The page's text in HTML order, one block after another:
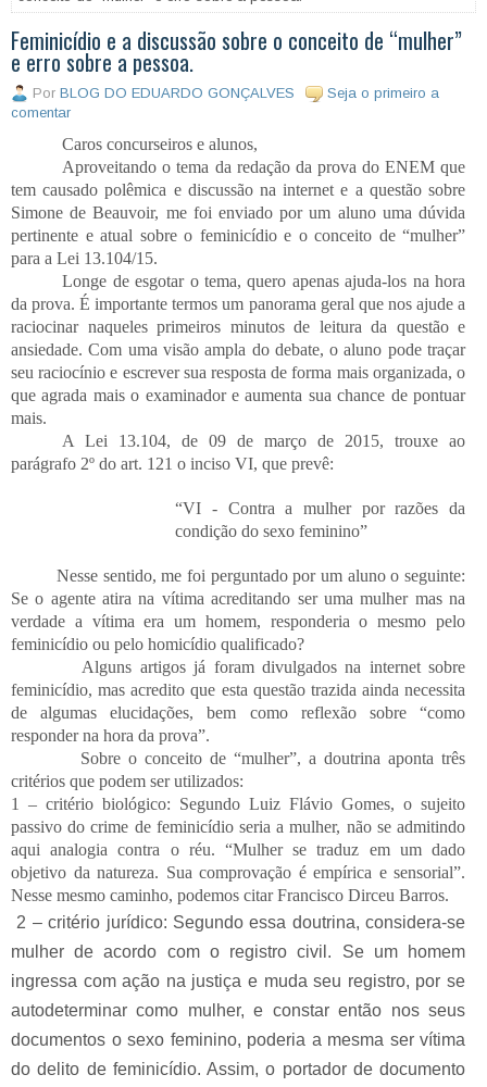
Feminicídio e a discussão sobre o conceito de “mulher”
e erro sobre a pessoa.
Por BLOG DO EDUARDO GONÇALVES
Seja o primeiro a
comentar
Caros concurseiros e alunos,
Aproveitando o tema da redação da prova do ENEM que
tem causado polêmica e discussão na internet e a questão sobre
Simone de Beauvoir, me foi enviado por um aluno uma dúvida
pertinente e atual sobre o feminicídio e o conceito de “mulher”
para a Lei 13.104/15.
Longe de esgotar o tema, quero apenas ajuda-los na hora
da prova. É importante termos um panorama geral que nos ajude a
raciocinar naqueles primeiros minutos de leitura da questão e
ansiedade. Com uma visão ampla do debate, o aluno pode traçar
seu raciocínio e escrever sua resposta de forma mais organizada, o
que agrada mais o examinador e aumenta sua chance de pontuar
mais.
A Lei 13.104, de 09 de março de 2015, trouxe ao
parágrafo 2º do art. 121 o inciso VI, que prevê:
“VI - Contra a mulher por razões da
condição do sexo feminino”
Nesse sentido, me foi perguntado por um aluno o seguinte:
Se o agente atira na vítima acreditando ser uma mulher mas na
verdade a vítima era um homem, responderia o mesmo pelo
feminicídio ou pelo homicídio qualificado?
Alguns artigos já foram divulgados na internet sobre
feminicídio, mas acredito que esta questão trazida ainda necessita
de algumas elucidações, bem como reflexão sobre “como
responder na hora da prova”.
Sobre o conceito de “mulher”, a doutrina aponta três
critérios que podem ser utilizados:
1 – critério biológico: Segundo Luiz Flávio Gomes, o sujeito
passivo do crime de feminicídio seria a mulher, não se admitindo
aqui analogia contra o réu. “Mulher se traduz em um dado
objetivo da natureza. Sua comprovação é empírica e sensorial”.
Nesse mesmo caminho, podemos citar Francisco Dirceu Barros.
2 – critério jurídico: Segundo essa doutrina, considera-se
mulher de acordo com o registro civil. Se um homem
ingressa com ação na justiça e muda seu registro, por se
autodeterminar como mulher, e constar então nos seus
documentos o sexo feminino, poderia a mesma ser vítima
do delito de feminicídio. Assim, o portador de documento